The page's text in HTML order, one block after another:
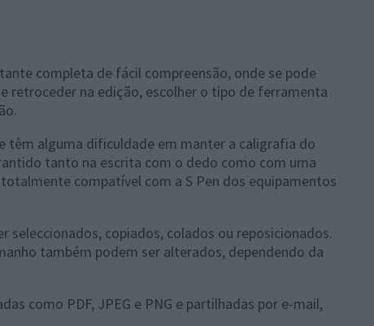
completa de fácil compreensão, onde se pode
retroceder na edição, escolher o tipo de ferramenta
têm alguma dificuldade em manter a caligrafia do
tanto na escrita com o dedo como com uma
compatível com a S Pen dos equipamentos
seleccionados, copiados, colados ou reposicionados.
também podem ser alterados, dependendo da
como PDF, JPEG e PNG e partilhadas por e-mail,